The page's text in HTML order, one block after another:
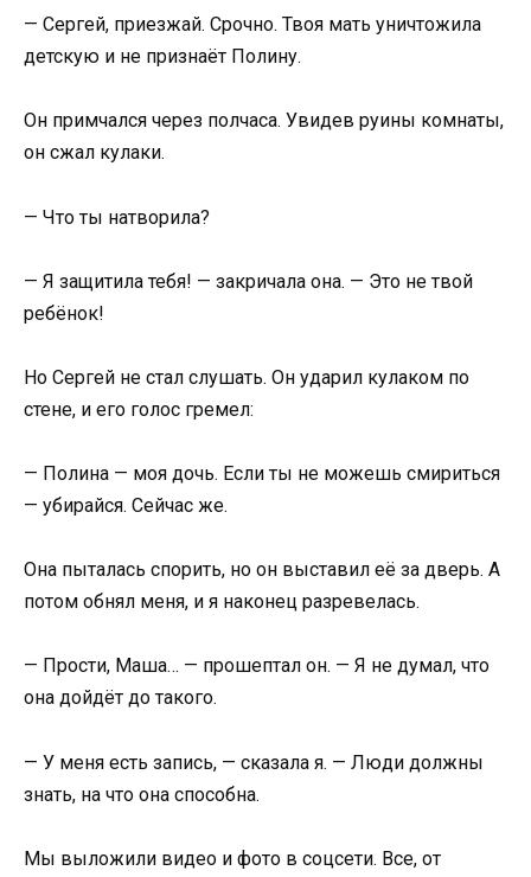
— Сергей, приезжай. Срочно. Твоя мать уничтожила
детскую и не признаёт Полину.
Он примчался через полчаса. Увидев руины комнаты,
он сжал кулаки.
— Что ты натворила?
— Я защитила тебя! — закричала она. — Это не твой
ребёнок!
Но Сергей не стал слушать. Он ударил кулаком по
стене, и его голос гремел:
— Полина — моя дочь. Если ты не можешь смириться
— убирайся. Сейчас же.
Она пыталась спорить, но он выставил её за дверь. А
потом обнял меня, и я наконец разревелась.
— Прости, Маша… — прошептал он. — Я не думал, что
она дойдёт до такого.
— У меня есть запись, — сказала я. — Люди должны
знать, на что она способна.
Мы выложили видео и фото в соцсети. Все, от